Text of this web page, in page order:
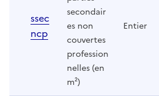
ssec
ncp
secondair
es non
couvertes
profession
nelles (en
m²)
Entier